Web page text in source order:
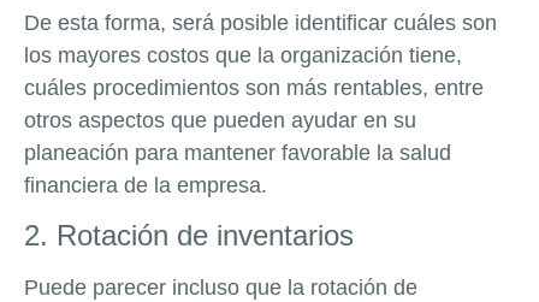
De esta forma, será posible identificar cuáles son
los mayores costos que la organización tiene,
cuáles procedimientos son más rentables, entre
otros aspectos que pueden ayudar en su
planeación para mantener favorable la salud
financiera de la empresa.
2. Rotación de inventarios
Puede parecer incluso que la rotación de